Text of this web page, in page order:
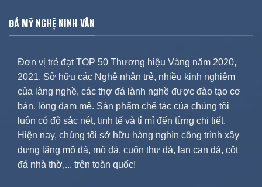
ĐÁ MỸ NGHỆ NINH VÂN
Đơn vị trẻ đạt TOP 50 Thương hiệu Vàng năm 2020,
2021. Sở hữu các Nghệ nhân trẻ, nhiều kinh nghiệm
của làng nghề, các thợ đá lành nghề được đào tạo cơ
bản, lòng đam mê. Sản phẩm chế tác của chúng tôi
luôn có độ sắc nét, tinh tế và tỉ mỉ đến từng chi tiết.
Hiện nay, chúng tôi sở hữu hàng nghìn công trình xây
dựng lăng mộ đá, mộ đá, cuốn thư đá, lan can đá, cột
đá nhà thờ,... trên toàn quốc!